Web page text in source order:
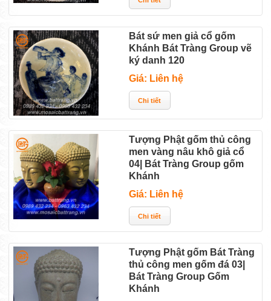
Bát sứ men giả cổ gốm
Khánh Bát Tràng Group vẽ
ký danh 120
Giá: Liên hệ
Tượng Phật gốm thủ công
men vàng nâu khô giả cổ
04| Bát Tràng Group gốm
Khánh
Giá: Liên hệ
Tượng Phật gốm Bát Tràng
thủ công men gốm đá 03|
Bát Tràng Group Gốm
Khánh